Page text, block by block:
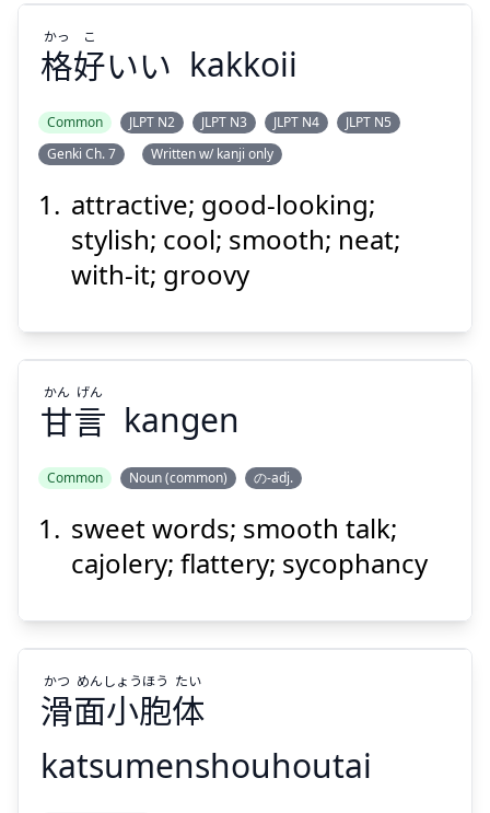
格
好
いい
Suspend
格好いい
かっ こ
kakkoii
Common JLPT N2 JLPT N3 JLPT N4
JLPT N5
Genki Ch. 7
Written w/ kanji only
attractive; good-looking;
stylish; cool; smooth; neat;
with-it; groovy
甘
言
かん
げん
Show answer
甘言
かん げん
kangen
Common Noun (common) の-adj.
sweet words; smooth talk;
cajolery; flattery; sycophancy
滑面小胞体
かつ めん しょうほう たい
katsumenshouhoutai